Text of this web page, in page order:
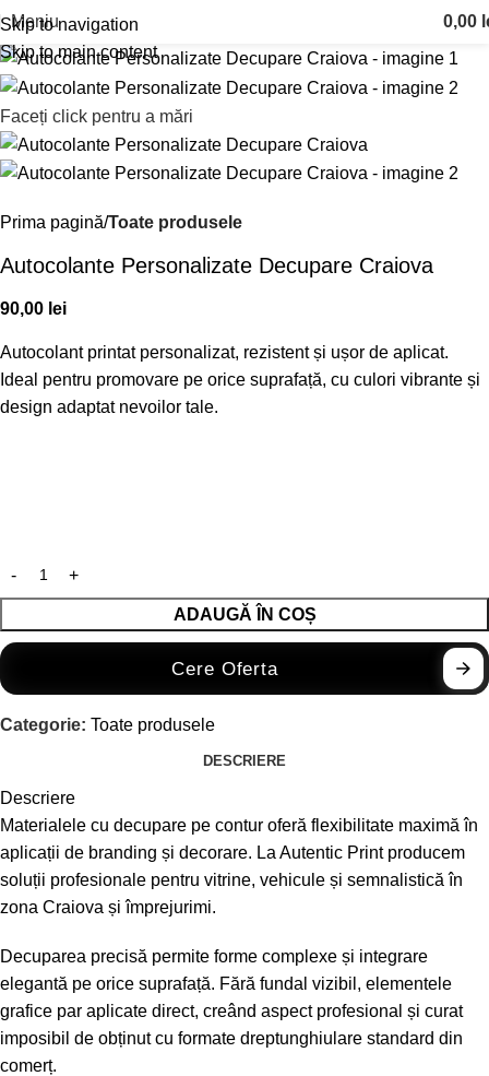
Skip to navigation
Skip to main content
Meniu 0,00
Faceți click pentru a mări
Prima pagină Toate produsele
Autocolante Personalizate Decupare Craiova
90,00 lei
Autocolant printat personalizat, rezistent și ușor de aplicat.
Ideal pentru promovare pe orice suprafață, cu culori vibrante și
design adaptat nevoilor tale.
ADAUGĂ ÎN COȘ
Cere Oferta
Categorie: Toate produsele
DESCRIERE
Descriere
Materialele cu decupare pe contur oferă flexibilitate maximă în
aplicații de branding și decorare. La Autentic Print producem
soluții profesionale pentru vitrine, vehicule și semnalistică în
zona Craiova și împrejurimi.
Decuparea precisă permite forme complexe și integrare
elegantă pe orice suprafață. Fără fundal vizibil, elementele
grafice par aplicate direct, creând aspect profesional și curat
imposibil de obținut cu formate dreptunghiulare standard din
comerț.